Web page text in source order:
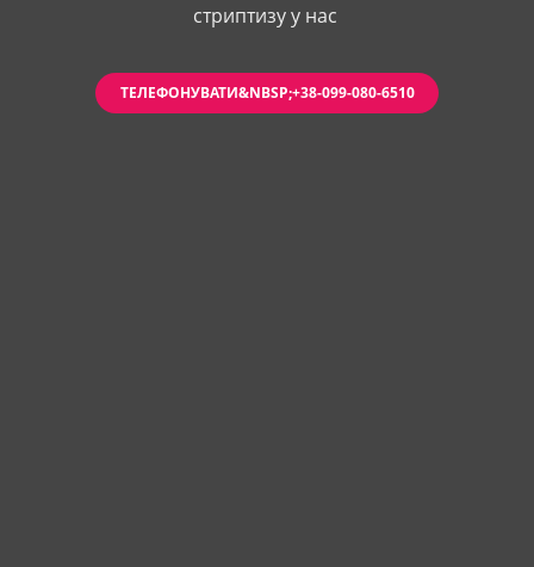
стриптизу у нас
ТЕЛЕФОНУВАТИ&NBSP;+38-099-080-6510